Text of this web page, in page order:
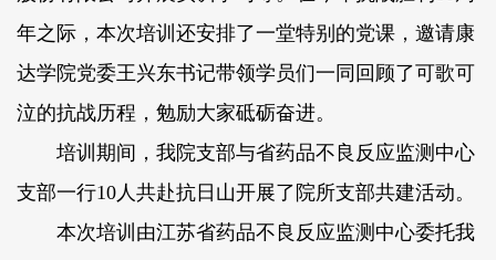
年之际，本次培训还安排了一堂特别的党课，邀请康
达学院党委王兴东书记带领学员们一同回顾了可歌可
泣的抗战历程，勉励大家砥砺奋进。
培训期间，我院支部与省药品不良反应监测中心
支部一行10人共赴抗日山开展了院所支部共建活动。
本次培训由江苏省药品不良反应监测中心委托我